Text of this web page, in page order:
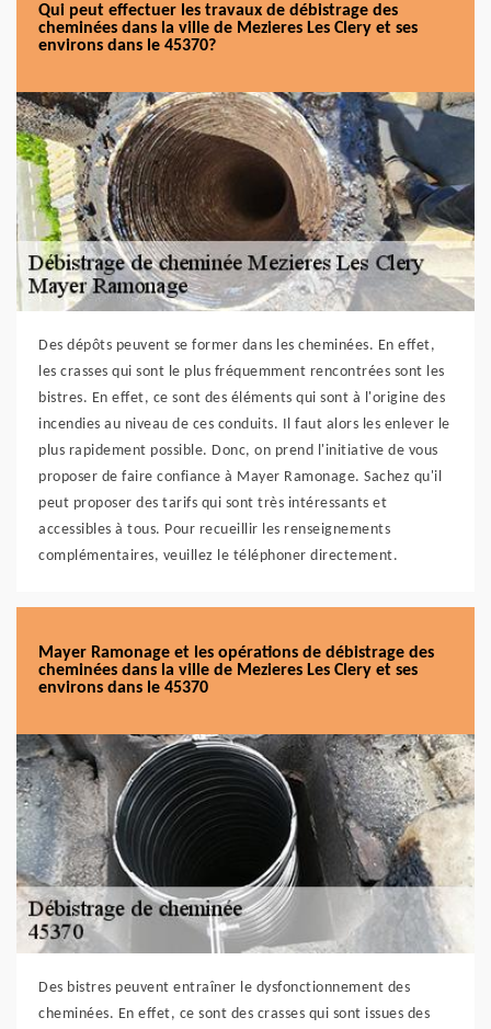
Qui peut effectuer les travaux de débistrage des
cheminées dans la ville de Mezieres Les Clery et ses
environs dans le 45370?
Des dépôts peuvent se former dans les cheminées. En effet,
les crasses qui sont le plus fréquemment rencontrées sont les
bistres. En effet, ce sont des éléments qui sont à l'origine des
incendies au niveau de ces conduits. Il faut alors les enlever le
plus rapidement possible. Donc, on prend l'initiative de vous
proposer de faire confiance à Mayer Ramonage. Sachez qu'il
peut proposer des tarifs qui sont très intéressants et
accessibles à tous. Pour recueillir les renseignements
complémentaires, veuillez le téléphoner directement.
Mayer Ramonage et les opérations de débistrage des
cheminées dans la ville de Mezieres Les Clery et ses
environs dans le 45370
Des bistres peuvent entraîner le dysfonctionnement des
cheminées. En effet, ce sont des crasses qui sont issues des